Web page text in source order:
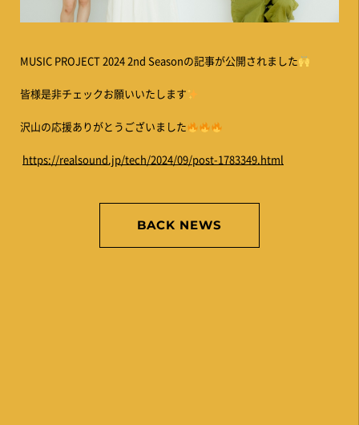
MUSIC PROJECT 2024 2nd Seasonの記事が公開されました
皆様是非チェックお願いいたします
沢山の応援ありがとうございました
https://realsound.jp/tech/2024/09/post-1783349.html
BACK NEWS